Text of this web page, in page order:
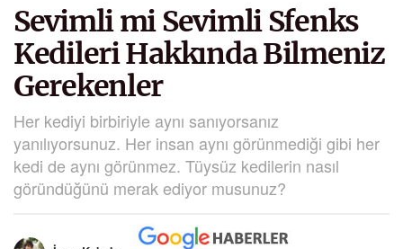
Sevimli mi Sevimli Sfenks
Kedileri Hakkında Bilmeniz
Gerekenler
Her kediyi birbiriyle aynı sanıyorsanız
yanılıyorsunuz. Her insan aynı görünmediği gibi her
kedi de aynı görünmez. Tüysüz kedilerin nasıl
göründüğünü merak ediyor musunuz?